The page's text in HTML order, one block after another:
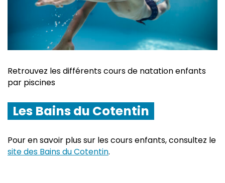
Retrouvez les différents cours de natation enfants
par piscines
Les Bains du Cotentin
Pour en savoir plus sur les cours enfants, consultez le
site des Bains du Cotentin.